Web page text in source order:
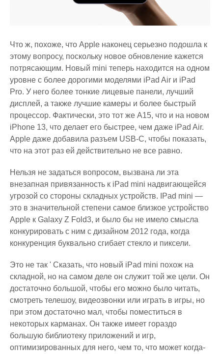
Что ж, похоже, что Apple наконец серьезно подошла к
этому вопросу, поскольку новое обновление кажется
потрясающим. Новый mini теперь находится на одном
уровне с более дорогими моделями iPad Air и iPad
Pro. У него более тонкие лицевые панели, лучший
дисплей, а также лучшие камеры и более быстрый
процессор. Фактически, это тот же A15, что и на новом
iPhone 13, что делает его быстрее, чем даже iPad Air.
Apple даже добавила разъем USB-C, чтобы показать,
что на этот раз ей действительно не все равно.
Нельзя не задаться вопросом, вызвана ли эта
внезапная привязанность к iPad mini надвигающейся
угрозой со стороны складных устройств. IPad mini —
это в значительной степени самое близкое устройство
Apple к Galaxy Z Fold3, и было бы не имело смысла
конкурировать с ним с дизайном 2012 года, когда
конкуренция буквально сгибает стекло и пиксели.
Это не так ' Сказать, что новый iPad mini похож на
складной, но на самом деле он служит той же цели. Он
достаточно большой, чтобы его можно было читать,
смотреть телешоу, видеозвонки или играть в игры, но
при этом достаточно мал, чтобы поместиться в
некоторых карманах. Он также имеет гораздо
большую библиотеку приложений и игр,
оптимизированных для него, чем то, что может когда-